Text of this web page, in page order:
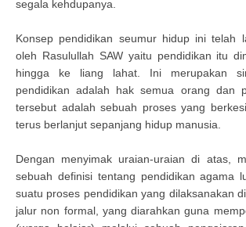
segala kehdupanya.
Konsep pendidikan seumur hidup ini telah
oleh Rasulullah SAW yaitu pendidikan itu
hingga ke liang lahat. Ini merupakan
pendidikan adalah hak semua orang dan
tersebut adalah sebuah proses yang
terus berlanjut sepanjang hidup manusia.
Dengan menyimak uraian-uraian di atas,
sebuah definisi tentang pendidikan agama
suatu proses pendidikan yang dilaksanakan
jalur non formal, yang diarahkan guna